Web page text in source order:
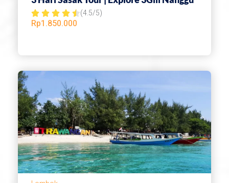
    R
e
d
.
5
o
u
t
o
(4.5/5)
Rp1.850.000